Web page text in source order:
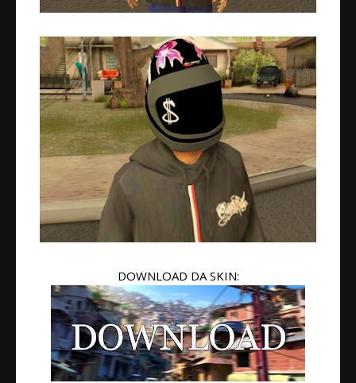
DOWNLOAD DA SKIN: